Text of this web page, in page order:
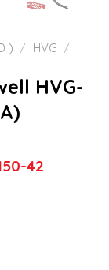
) / HVG /
HVG-
42